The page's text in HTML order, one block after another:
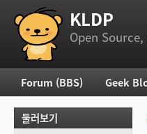
부 메뉴 KLDP
Open
주 메뉴
Forum (BBS) Geek
둘러보기